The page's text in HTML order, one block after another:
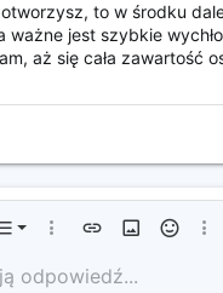
to w środku
ważne jest szybkie
aż się cała zawartość
opcji... Uporządkowana
Nieuporządkowana
Więcej opcji...
Wprowadź link
Wprowadź
czcionki
Arial
Przekreślenie
Podkreślenie
Kod wewnętrzny
Spoiler
lewejtabelę
pozioma
SpoilerKod
Codeformatowania
Zapisz szkic
odpowiedź...